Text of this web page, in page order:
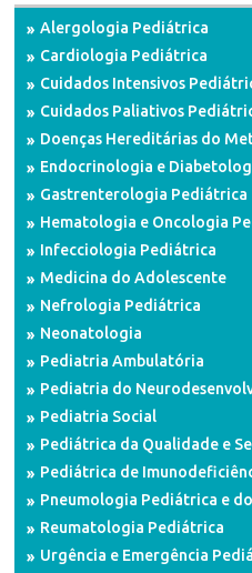
Alergologia Pediátrica
Cardiologia Pediátrica
Cuidados Intensivos
Cuidados Paliativos
Doenças Hereditárias do
Endocrinologia e
Gastrenterologia Pediátrica
Hematologia e Oncologia
Infecciologia Pediátrica
Medicina do Adolescente
Nefrologia Pediátrica
Neonatologia
Pediatria Ambulatória
Pediatria do
Pediatria Social
Pediátrica da Qualidade e
Pediátrica de
Pneumologia Pediátrica e
Reumatologia Pediátrica
Urgência e Emergência